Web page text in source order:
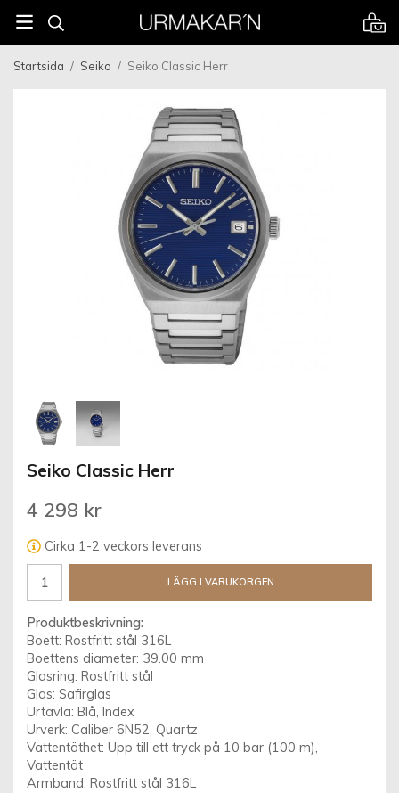
Startsida / Seiko / Seiko Classic Herr
Seiko Classic Herr
4 298 kr
Cirka 1-2 veckors leverans
LÄGG I VARUKORGEN
Produktbeskrivning:
Boett: Rostfritt stål 316L
Boettens diameter: 39.00 mm
Glasring: Rostfritt stål
Glas: Safirglas
Urtavla: Blå, Index
Urverk: Caliber 6N52, Quartz
Vattentäthet: Upp till ett tryck på 10 bar (100 m),
Vattentät
Armband: Rostfritt stål 316L